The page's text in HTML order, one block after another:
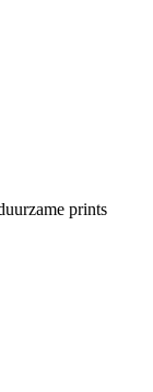
prints